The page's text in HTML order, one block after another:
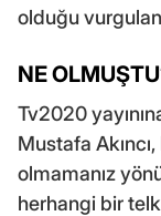
olduğu
NE
Tv2020
Mustafa
olmamanız
herhangi bir